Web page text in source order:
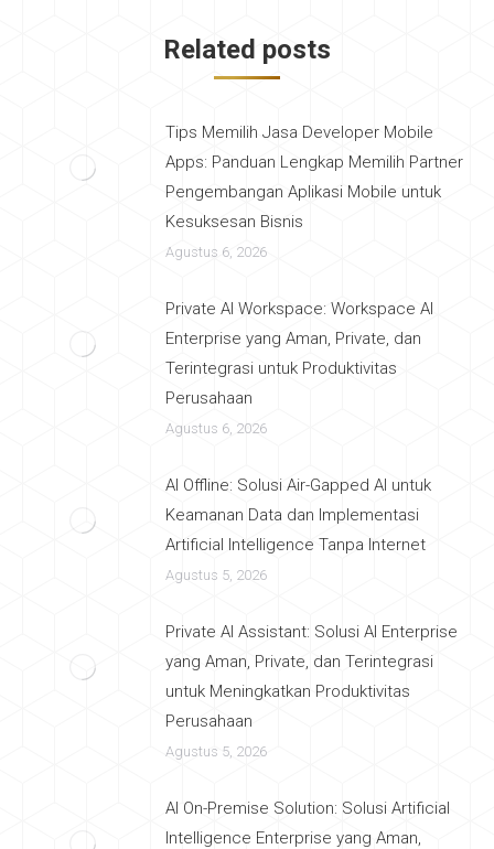
Related posts
Tips Memilih Jasa Developer Mobile
Apps: Panduan Lengkap Memilih Partner
Pengembangan Aplikasi Mobile untuk
Kesuksesan Bisnis
Agustus 6, 2026
Private AI Workspace: Workspace AI
Enterprise yang Aman, Private, dan
Terintegrasi untuk Produktivitas
Perusahaan
Agustus 6, 2026
AI Offline: Solusi Air-Gapped AI untuk
Keamanan Data dan Implementasi
Artificial Intelligence Tanpa Internet
Agustus 5, 2026
Private AI Assistant: Solusi AI Enterprise
yang Aman, Private, dan Terintegrasi
untuk Meningkatkan Produktivitas
Perusahaan
Agustus 5, 2026
AI On-Premise Solution: Solusi Artificial
Intelligence Enterprise yang Aman,